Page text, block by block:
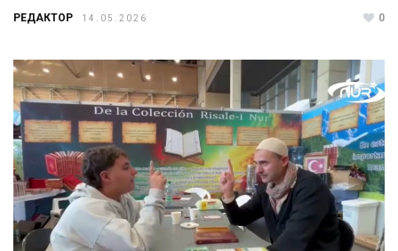
РЕДАКТОР 14.05.2026 0